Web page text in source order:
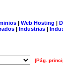
| Web Hosting |
| Industrias |
[Pág.